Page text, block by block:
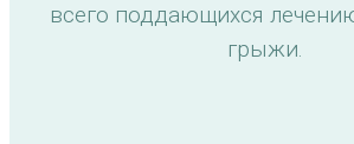
всего поддающихся
грыжи.